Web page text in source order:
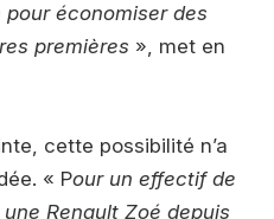
économiser des
premières », met en
cette possibilité n’a
« Pour un effectif de
Renault Zoé depuis